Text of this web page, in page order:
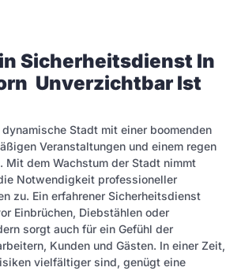
Sicherheitsdienst In
Unverzichtbar Ist
Stadt mit einer boomen­den
Veranstaltungen und einem regen
Mit dem Wachstum der Stadt nimmt
Notwendigkeit professioneller
zu. Ein erfahrener Sicherheitsdienst
Einbrüchen, Diebstählen oder
sorgt auch für ein Gefühl der
Kunden und Gästen. In einer Zeit,
vielfältiger sind, genügt eine